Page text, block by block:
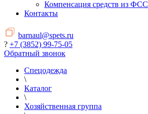
Компенсация средств из ФСС
Контакты
barnaul@spets.ru
? +7 (3852) 99-75-05
Обратный звонок
Спецодежда
\
Каталог
\
Хозяйственная группа